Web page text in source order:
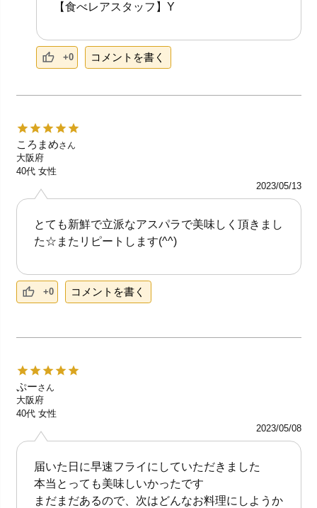
【食べレアスタッフ】Y
+0 コメントを書く
ころまめさん
大阪府
40代 女性
2023/05/13
とても新鮮で立派なアスパラで美味しく頂きまし
た☆またリピートします(^^)
+0 コメントを書く
ぷーさん
大阪府
40代 女性
2023/05/08
届いた日に早速フライにしていただきました
本当とっても美味しいかったです
まだまだあるので、次はどんなお料理にしようか